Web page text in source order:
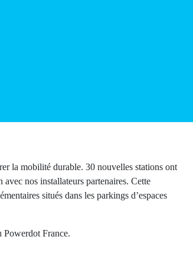
accélérer la mobilité durable. 30 nouvelles
en collaboration avec nos
200 nouveaux points de charge
réseau Powerdot France.